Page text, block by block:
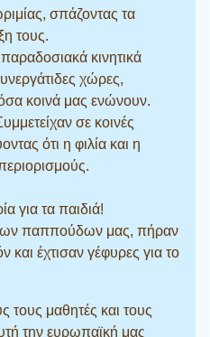
σπάζοντας τα
τους.
κινητικά
χώρες,
κοινά μας ενώνουν.
σε κοινές
ότι η φιλία και η
για τα παιδιά!
των παππούδων μας, πήραν
έχτισαν γέφυρες για το
τους μαθητές και τους
την ευρωπαϊκή μας